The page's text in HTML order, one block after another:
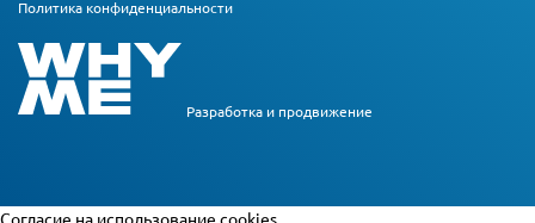
Политика конфиденциальности
Разработка и продвижение
Cогласие на использование cookies